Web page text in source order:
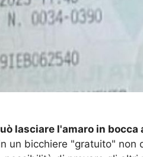
lasciare l'amaro in bocca
un bicchiere "gratuito"